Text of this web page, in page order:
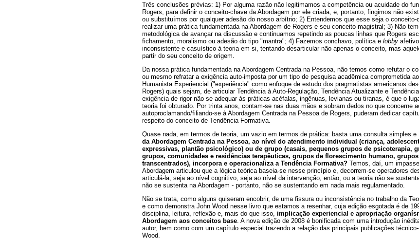
Três conclusões prévias: 1) Por alguma razão não legitimamos a competência ou acuidade do
Rogers, para definir o conceito-chave da Abordagem por ele criada, e, portanto, fingimos não
ou substituímos por qualquer adesão do nosso arbítrio; 2) Entendemos que esse seja o
realizar uma prática fundamentada na Abordagem de Rogers e seu conceito-magistral; 3) Não
metodológica de avançar na discussão e continuamos repetindo as poucas linhas que Rogers
fichamento, moralismo ou adesão do tipo "mantra"; 4) Fazemos conchavo, política e lobby
inconsistente e casuístico à teoria em si, tentando desarticular não apenas o conceito, mas
partir do seu conceito de origem.
Da nossa prática fundamentada na Abordagem Centrada na Pessoa, não temos como refutar o
ou mesmo refratar a exigência auto-imposta por um tipo de pesquisa acadêmica comprometida
Humanista Experiencial ("experiência" como enfoque de estudo dos pragmatistas americanos
Rogers) quais sejam, de articular Tendência à Auto-Regulação, Tendência Atualizante e
exigência de rigor não se adequar às práticas acéfalas, ingênuas, levianas ou tiranas, é que o
teoria foi obturado. Por trinta anos, contam-se nas duas mãos e sobram dedos no que concerne
autoproclamando/filiando-se à Abordagem Centrada na Pessoa de Rogers, puderam dedicar
respeito do conceito de Tendência Formativa.
Quase nada, em termos de teoria, um vazio em termos de prática: basta uma consulta simples e
da Abordagem Centrada na Pessoa, ao nível do atendimento individual (criança,
expressivas, plantão psicológico) ou de grupo (casais, pequenos grupos de psicoterapia,
grupos, comunidades e residências terapêuticas, grupos de florescimento humano,
transcentrados), incorpora e operacionaliza a Tendência Formativa? Temos, daí, um
Abordagem articulou que a lógica teórica baseia-se nesse princípio e, decorrem-se operadores
articulá-la, seja ao nível cognitivo, seja ao nível da intervenção, então, ou a teoria não se
não se sustenta na Abordagem - portanto, não se sustentando em nada mais regulamentado.
Não se trata, como alguns quiseram encobrir, de uma fissura ou inconsistência no trabalho da
e como demonstra John Wood nesse livro que estamos a resenhar, cuja edição esgotada é de
disciplina, leitura, reflexão e, mais do que isso, implicação experiencial e apropriação
Abordagem aos conceitos base. A nova edição de 2008 é bonificada com uma introdução
autor, bem como com um capítulo especial trazendo a relação das principais publicações
Wood.